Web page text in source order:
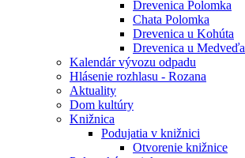
Drevenica Polomka
Chata Polomka
Drevenica u Kohúta
Drevenica u Medveďa
Kalendár vývozu odpadu
Hlásenie rozhlasu - Rozana
Aktuality
Dom kultúry
Knižnica
Podujatia v knižnici
Otvorenie knižnice